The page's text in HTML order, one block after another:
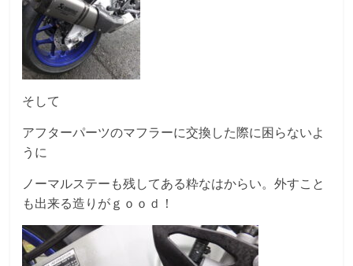
そして
アフターパーツのマフラーに交換した際に困らないよ
うに
ノーマルステーも残してある粋なはからい。外すこと
も出来る造りがｇｏｏｄ！